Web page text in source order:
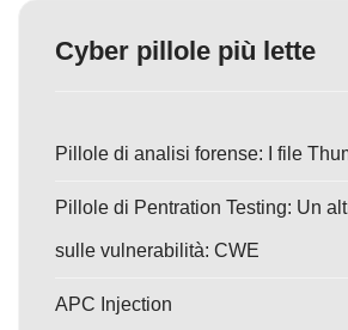
Cyber pillole più lette
Pillole di analisi forense: I file
Pillole di Pentration Testing: Un
sulle vulnerabilità: CWE
APC Injection